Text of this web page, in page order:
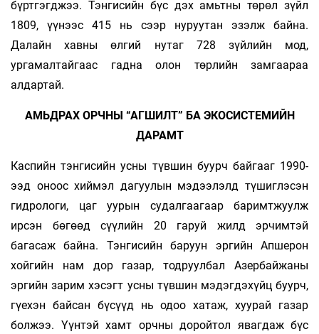
бүртгэгджээ. Тэнгисийн бүс дэх амьтны төрөл зүйл
1809, үүнээс 415 нь сээр нуруутан эзэлж байна.
Далайн хавны өлгий нутаг 728 зүйлийн мод,
ургамалтайгаас гадна олон төрлийн замгаараа
алдартай.
АМЬДРАХ ОРЧНЫ “АГШИЛТ” БА ЭКОСИСТЕМИЙН
ДАРАМТ
Каспийн тэнгисийн усны түвшин буурч байгааг 1990-
ээд оноос хиймэл дагуулын мэдээлэлд түшиглэсэн
гидрологи, цаг уурын судалгаагаар баримтжуулж
ирсэн бөгөөд сүүлийн 20 гаруй жилд эрчимтэй
багасаж байна. Тэнгисийн баруун эргийн Апшерон
хойгийн нам дор газар, тодруулбал Азербайжаны
эргийн зарим хэсэгт усны түвшин мэдэгдэхүйц буурч,
гүехэн байсан бүсүүд нь одоо хатаж, хуурай газар
болжээ. Үүнтэй хамт орчны доройтол явагдаж бүс